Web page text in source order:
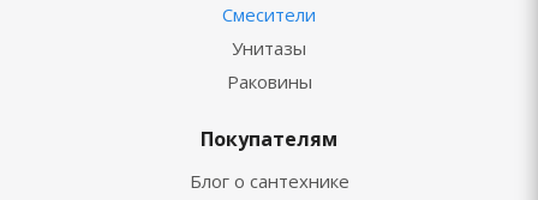
Смесители
Унитазы
Раковины
Покупателям
Блог о сантехнике